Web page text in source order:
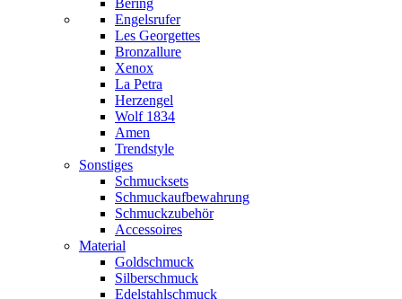
Bering
Engelsrufer
Les Georgettes
Bronzallure
Xenox
La Petra
Herzengel
Wolf 1834
Amen
Trendstyle
Sonstiges
Schmucksets
Schmuckaufbewahrung
Schmuckzubehör
Accessoires
Material
Goldschmuck
Silberschmuck
Edelstahlschmuck